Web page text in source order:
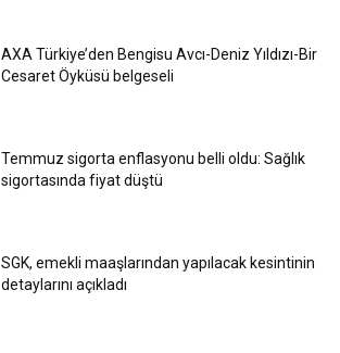
AXA Türkiye’den Bengisu Avcı-Deniz Yıldızı-Bir
Cesaret Öyküsü belgeseli
Temmuz sigorta enflasyonu belli oldu: Sağlık
sigortasında fiyat düştü
SGK, emekli maaşlarından yapılacak kesintinin
detaylarını açıkladı